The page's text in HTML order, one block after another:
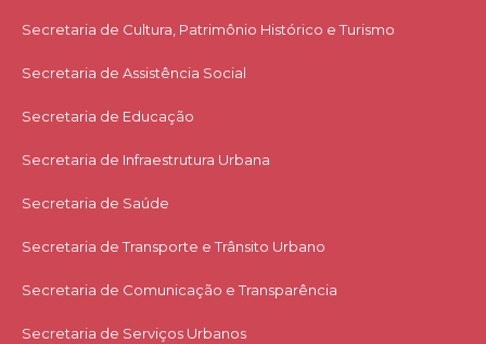
Secretaria de Cultura, Patrimônio Histórico e Turismo
Secretaria de Assistência Social
Secretaria de Educação
Secretaria de Infraestrutura Urbana
Secretaria de Saúde
Secretaria de Transporte e Trânsito Urbano
Secretaria de Comunicação e Transparência
Secretaria de Serviços Urbanos